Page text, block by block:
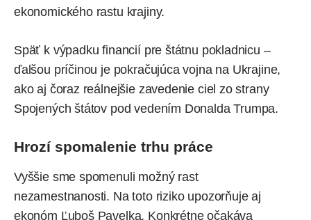
ekonomického rastu krajiny.
Späť k výpadku financií pre štátnu pokladnicu –
ďalšou príčinou je pokračujúca vojna na Ukrajine,
ako aj čoraz reálnejšie zavedenie ciel zo strany
Spojených štátov pod vedením Donalda Trumpa.
Hrozí spomalenie trhu práce
Vyššie sme spomenuli možný rast
nezamestnanosti. Na toto riziko upozorňuje aj
ekonóm Ľuboš Pavelka. Konkrétne očakáva